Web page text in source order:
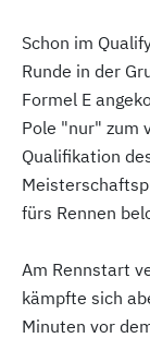
Schon im
Runde in der
Formel E
Pole "nur" zum
Qualifikation
fürs Rennen
Am Rennstart
kämpfte sich
Minuten vor